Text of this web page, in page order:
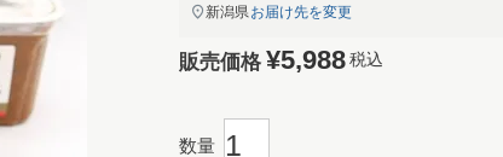
新潟県 お届け先を変更
販売価格 ¥5,988税込